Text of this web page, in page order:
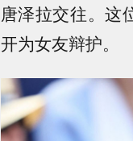
唐泽拉交往。这
开为女友辩护。